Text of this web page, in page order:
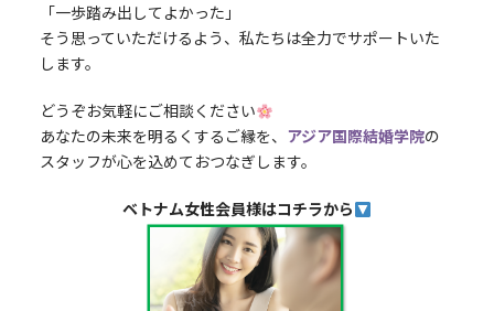
「一歩踏み出してよかった」
そう思っていただけるよう、私たちは全力でサポートいた
します。
どうぞお気軽にご相談ください
あなたの未来を明るくするご縁を、 アジア国際結婚学院の
スタッフが心を込めておつなぎします。
ベトナム女性会員様はコチラから